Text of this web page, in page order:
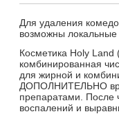
Для удаления
возможны локальные
Косметика Holy
комбинированная
для жирной и
ДОПОЛНИТЕЛЬНО
препаратами. После
воспалений и